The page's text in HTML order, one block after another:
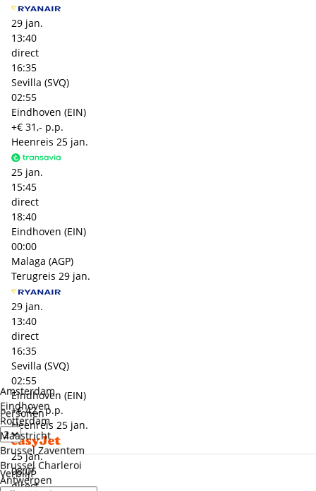
Personen
Verblijf
Amsterdam
Eindhoven
Rotterdam
Maastricht
Brussel Zaventem
Brussel Charleroi
Antwerpen
29 jan.
13:40
direct
16:35
Sevilla (SVQ)
02:55
Eindhoven (EIN)
+€ 31,- p.p.
Heenreis 25 jan.
25 jan.
15:45
direct
18:40
Eindhoven (EIN)
00:00
Malaga (AGP)
Terugreis 29 jan.
29 jan.
13:40
direct
16:35
Sevilla (SVQ)
02:55
Eindhoven (EIN)
+€ 42,- p.p.
Heenreis 25 jan.
25 jan.
08:05
direct